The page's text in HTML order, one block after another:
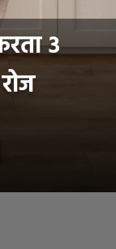
३